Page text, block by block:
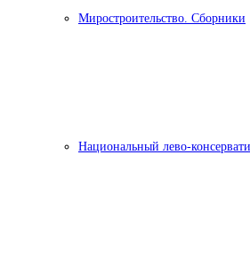
Миростроительство. Сборники
Национальный лево-